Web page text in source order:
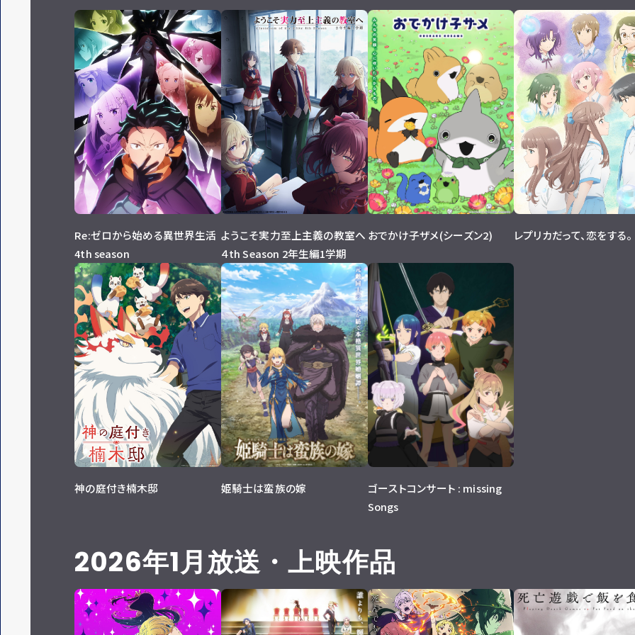
Re:ゼロから始める異世界生活
4th season
ようこそ実力至上主義の教室へ
４th Season 2年生編1学期
おでかけ子ザメ(シーズン2) レプリカだって、恋をする。
神の庭付き楠木邸 姫騎士は蛮族の嫁
ゴーストコンサート : missing
Songs
2026年1月放送・上映作品